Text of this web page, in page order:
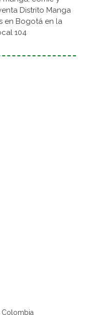
Distrito Manga
en Bogotá en la
104
Colombia